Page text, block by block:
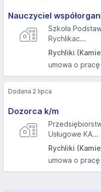
Nauczyciel
Szkoła
Rychlikac...
Rychliki
umowa o pracę
Dozorca k/m
Usługowe KA...
Rychliki
umowa o pracę
Dodana 2 lipca